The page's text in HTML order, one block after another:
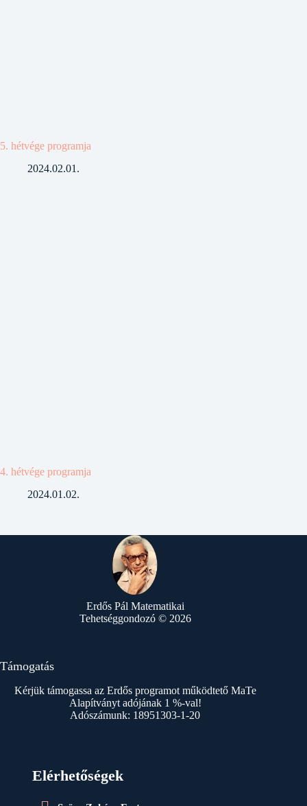
5. hétvége programja
2024.02.01.
4. hétvége programja
2024.01.02.
Erdős Pál Matematikai
Tehetséggondozó © 2026
Támogatás
Kérjük támogassa az Erdős programot működtető MaTe
Alapítványt adójának 1 %-val!
Adószámunk: 18951303-1-20
Elérhetőségek